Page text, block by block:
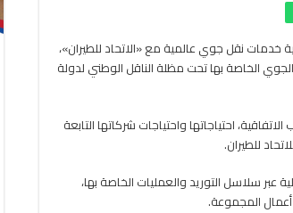
خدمات نقل جوي عالمية مع «الاتحاد للطيران»،
عمليات الشحن الجوي الخاصة بها تحت مظلة الناقل الوطني لدولة
احتياجاتها واحتياجات شركاتها التابعة
عبر سلاسل التوريد والعمليات الخاصة بها،
أعمال المجموعة.